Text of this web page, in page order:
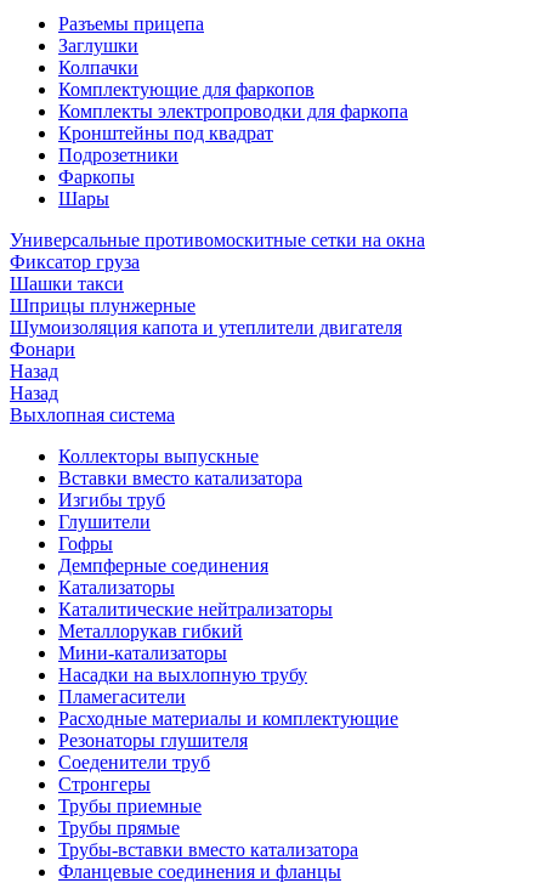
Разъемы прицепа
Заглушки
Колпачки
Комплектующие для фаркопов
Комплекты электропроводки для фаркопа
Кронштейны под квадрат
Подрозетники
Фаркопы
Шары
Универсальные противомоскитные сетки на окна
Фиксатор груза
Шашки такси
Шприцы плунжерные
Шумоизоляция капота и утеплители двигателя
Фонари
Назад
Назад
Выхлопная система
Коллекторы выпускные
Вставки вместо катализатора
Изгибы труб
Глушители
Гофры
Демпферные соединения
Катализаторы
Каталитические нейтрализаторы
Металлорукав гибкий
Мини-катализаторы
Насадки на выхлопную трубу
Пламегасители
Расходные материалы и комплектующие
Резонаторы глушителя
Соеденители труб
Стронгеры
Трубы приемные
Трубы прямые
Трубы-вставки вместо катализатора
Фланцевые соединения и фланцы